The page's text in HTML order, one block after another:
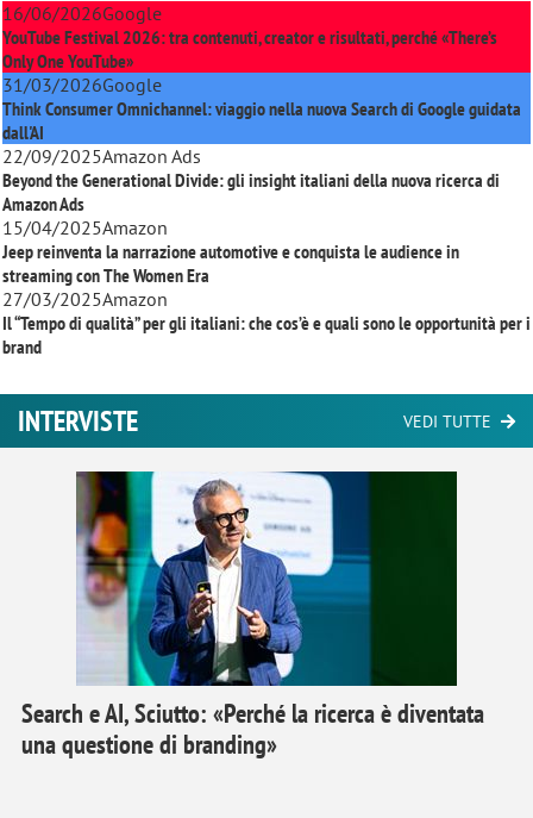
16/06/2026Google
YouTube Festival 2026: tra contenuti, creator e risultati, perché «There’s
Only One YouTube»
31/03/2026Google
Think Consumer Omnichannel: viaggio nella nuova Search di Google guidata
dall'AI
22/09/2025Amazon Ads
Beyond the Generational Divide: gli insight italiani della nuova ricerca di
Amazon Ads
15/04/2025Amazon
Jeep reinventa la narrazione automotive e conquista le audience in
streaming conThe Women Era
27/03/2025Amazon
Il “Tempo di qualità” per gli italiani: che cos’è e quali sono le opportunità per i
brand
INTERVISTE VEDI TUTTE
Search e AI, Sciutto: «Perché la ricerca è diventata
una questione di branding»